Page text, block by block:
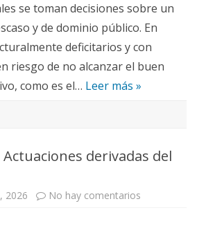
se toman decisiones sobre un
y de dominio público. En
deficitarios y con
riesgo de no alcanzar el buen
como es el… Leer más »
derivadas del
2026 No hay comentarios